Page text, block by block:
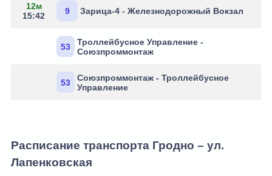
12м
15:42
9 Зарица-4 - Железнодорожный Вокзал
53
Троллейбусное Управление -
Союзпроммонтаж
53
Союзпроммонтаж - Троллейбусное
Управление
Расписание транспорта Гродно – ул.
Лапенковская